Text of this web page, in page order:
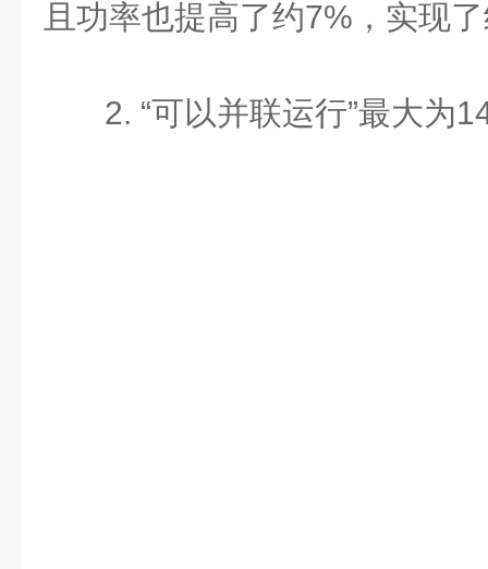
且功率也提高了约7%，实现
2. “可以并联运行”最大为